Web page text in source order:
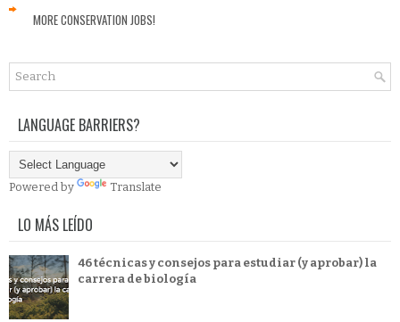
MORE CONSERVATION JOBS!
LANGUAGE BARRIERS?
Powered by Translate
LO MÁS LEÍDO
46 técnicas y consejos para estudiar (y aprobar) la
carrera de biología